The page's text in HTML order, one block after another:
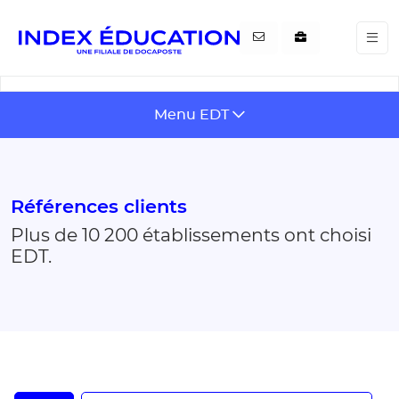
Menu EDT
Références clients
Plus de 10 200 établissements ont choisi
EDT.